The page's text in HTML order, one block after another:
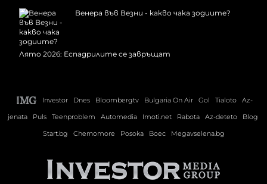
Венера във Везни - какво чака зодиите?
Лято 2026: Еспадрилите се завръщат
Investor Dnes Bloombergtv Bulgaria On Air Gol Tialoto
Az-
jenata
Puls Teenproblem Automedia Imoti.net Rabota Az-deteto
Blog
Start.bg
Chernomore Posoka Boec Megavselena.bg